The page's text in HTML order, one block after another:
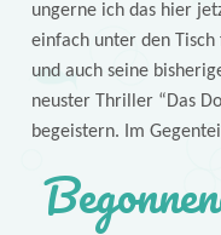
ungerne ich das hier
einfach unter den
und auch seine
neuster Thriller “Das
begeistern. Im